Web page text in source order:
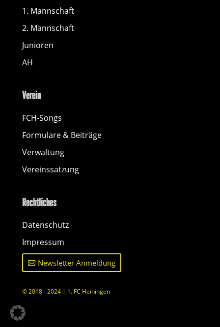
1. Mannschaft
2. Mannschaft
Junioren
AH
Verein
FCH-Songs
Formulare & Beiträge
Verwaltung
Vereinssatzung
Rechtliches
Datenschutz
Impressum
Newsletter Anmeldung
© 2018 - 2024 | 1. FC Heiningen